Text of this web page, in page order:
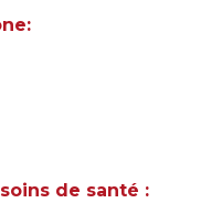
de santé :